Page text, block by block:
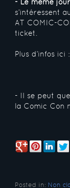
- Le même
s’intéressent
AT COMIC-
ticket.
Plus d’infos ici :
- Il se peut
la Comic Con
Posted in: Non